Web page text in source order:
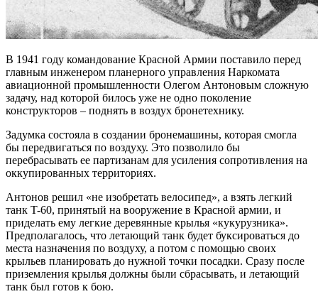
В 1941 году командование Красной Армии поставило перед
главным инженером планерного управления Наркомата
авиационной промышленности Олегом Антоновым сложную
задачу, над которой билось уже не одно поколение
конструкторов – поднять в воздух бронетехнику.
Задумка состояла в создании бронемашины, которая смогла
бы передвигаться по воздуху. Это позволило бы
перебрасывать ее партизанам для усиления сопротивления на
оккупированных территориях.
Антонов решил «не изобретать велосипед», а взять легкий
танк T-60, принятый на вооружение в Красной армии, и
приделать ему легкие деревянные крылья «кукурузника».
Предполагалось, что летающий танк будет буксироваться до
места назначения по воздуху, а потом с помощью своих
крыльев планировать до нужной точки посадки. Сразу после
приземления крылья должны были сбрасывать, и летающий
танк был готов к бою.